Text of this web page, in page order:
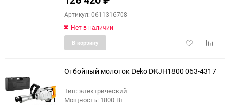
Артикул: 0611316708
Нет в наличии
Добавить
В корзину
Отбойный молоток Deko DKJH1800 063-4317
Тип: электрический
Мощность: 1800 Вт